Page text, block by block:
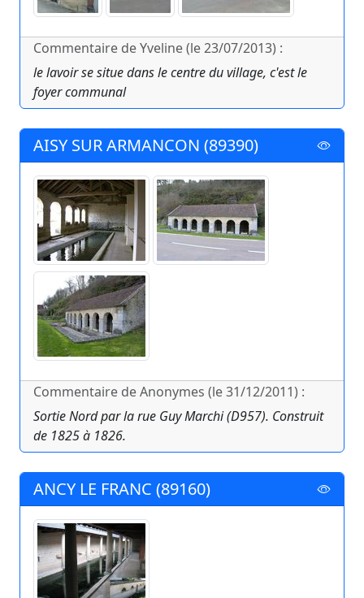
Commentaire de Yveline (le 23/07/2013) :
le lavoir se situe dans le centre du village, c'est le
foyer communal
AISY SUR ARMANCON (89390)
Commentaire de Anonymes (le 31/12/2011) :
Sortie Nord par la rue Guy Marchi (D957). Construit
de 1825 à 1826.
ANCY LE FRANC (89160)